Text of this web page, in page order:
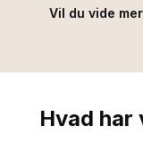
Vil du vide
Hvad har